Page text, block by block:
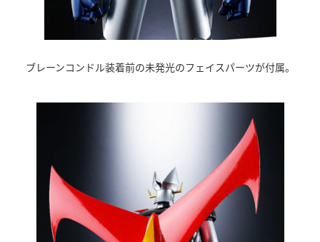
ブレーンコンドル装着前の未発光のフェイスパーツが付属。